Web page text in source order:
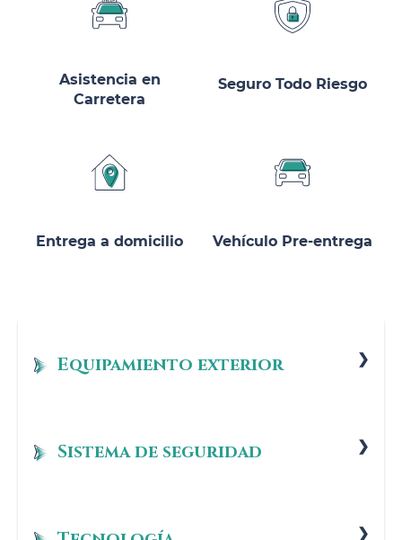
Asistencia en
Carretera
Seguro Todo Riesgo
Entrega a domicilio Vehículo Pre-entrega
Equipamiento exterior
Retrovisores plegables
Portaequipajes longitudinal
Sistema de seguridad
Control de arranque en pendiente